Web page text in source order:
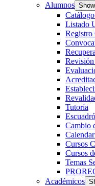
Alumnos
Listado
Registro
Tutoría
Cambio
Cursos
Cursos
Temas
Académicos